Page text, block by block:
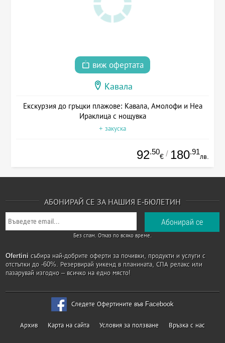
виж офертата
Кавала
Екскурзия до гръцки плажове: Кавала, Амолофи и Неа
Ираклица с нощувка
+ закуска
92.50
€ / 180.91
лв.
АБОНИРАЙ СЕ ЗА НАШИЯ Е-БЮЛЕТИН
Без спам. Отказ по всяко време.
Ofertini събира най-добрите оферти за почивки, продукти и услуги с
отстъпки до -60%. Резервирай уикенд в планината, СПА релакс или
пазарувай изгодно – всичко на едно място!
Следете Офертините във Facebook
Архив Карта на сайта Условия за ползване Връзка с нас